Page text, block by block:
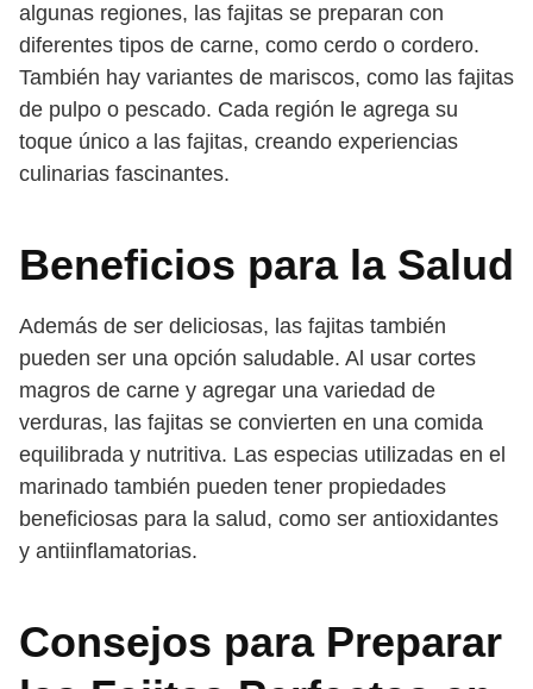
algunas regiones, las fajitas se preparan con
diferentes tipos de carne, como cerdo o cordero.
También hay variantes de mariscos, como las fajitas
de pulpo o pescado. Cada región le agrega su
toque único a las fajitas, creando experiencias
culinarias fascinantes.
Beneficios para la Salud
Además de ser deliciosas, las fajitas también
pueden ser una opción saludable. Al usar cortes
magros de carne y agregar una variedad de
verduras, las fajitas se convierten en una comida
equilibrada y nutritiva. Las especias utilizadas en el
marinado también pueden tener propiedades
beneficiosas para la salud, como ser antioxidantes
y antiinflamatorias.
Consejos para Preparar